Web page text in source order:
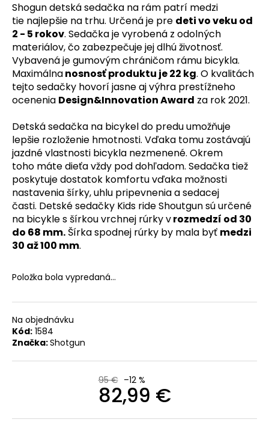
Shogun detská sedačka na rám patrí medzi
tie najlepšie na trhu. Určená je pre deti vo veku od
2 - 5 rokov. Sedačka je vyrobená z odolných
materiálov, čo zabezpečuje jej dlhú životnosť.
Vybavená je gumovým chráničom rámu bicykla.
Maximálnanosnosť produktu je 22 kg. O kvalitách
tejto sedačky hovorí jasne aj výhra prestížneho
ocenenia Design&Innovation Award za rok 2021.
Detská sedačka na bicykel do predu umožňuje
lepšie rozloženie hmotnosti. Vďaka tomu zostávajú
jazdné vlastnosti bicykla nezmenené. Okrem
toho máte dieťa vždy pod dohľadom. Sedačka tiež
poskytuje dostatok komfortu vďaka možnosti
nastavenia šírky, uhlu pripevnenia a sedacej
časti. Detské sedačky Kids ride Shoutgun sú určené
na bicykle s šírkou vrchnej rúrky vrozmedzí od 30
do 68 mm. Šírka spodnej rúrky by mala byť medzi
30 až 100 mm.
Položka bola vypredaná…
Na objednávku
Kód: 1584
Značka:Shotgun
95 € –12 %
82,99 €
cena:
HĽADAŤ
O
d
p
o
r
ú
č
a
m
e
BICYKEL
MY26
979
€
1